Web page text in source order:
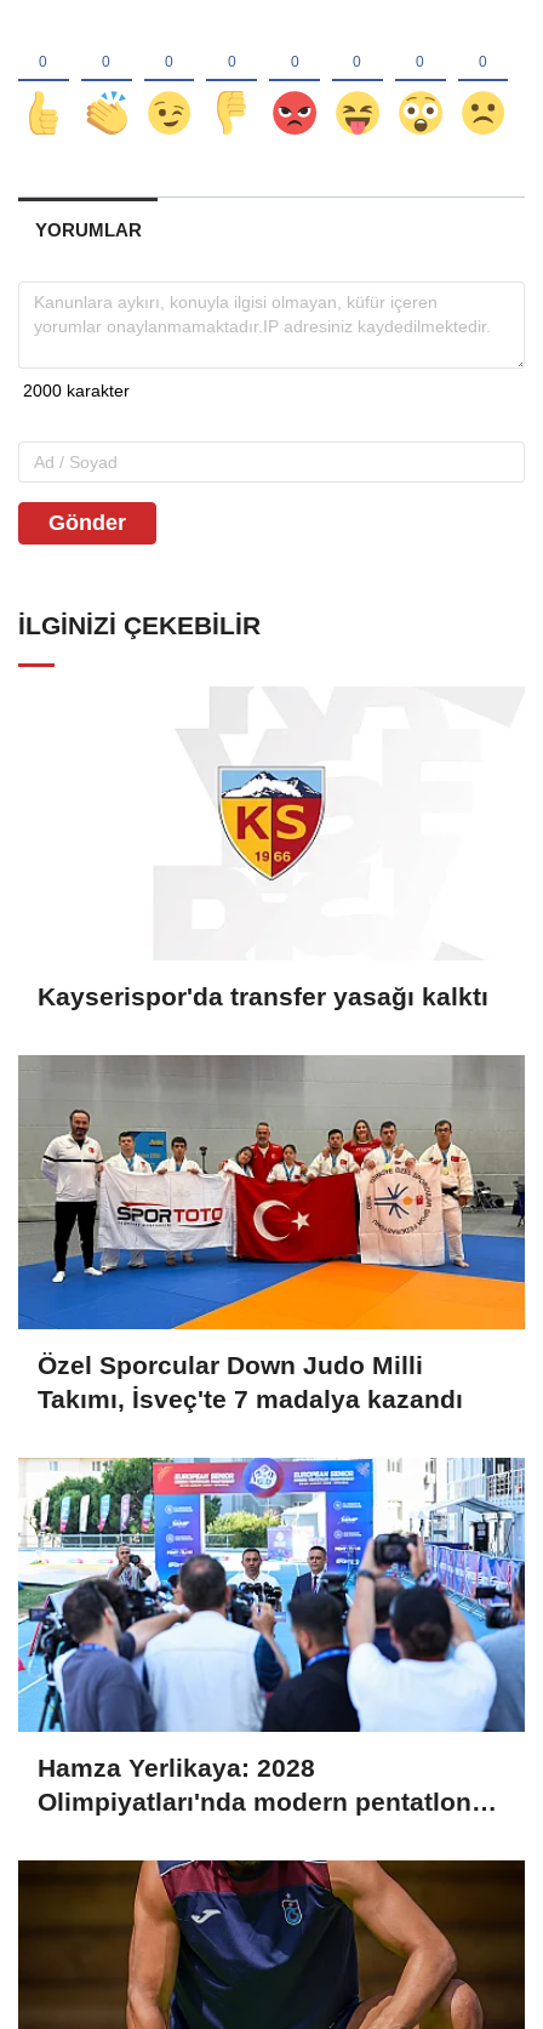
YORUMLAR
Gönder
İLGINIZI ÇEKEBILIR
Kayserispor'da transfer yasağı kalktı
Özel Sporcular Down Judo Milli
Takımı, İsveç'te 7 madalya kazandı
Hamza Yerlikaya: 2028
Olimpiyatları'nda modern pentatlonda